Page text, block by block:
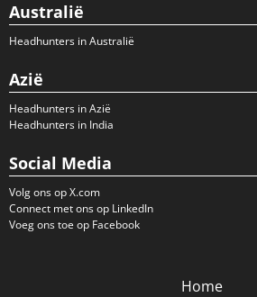
Australië
Headhunters in Australië
Azië
Headhunters in Azië
Headhunters in India
Social Media
Volg ons op X.com
Connect met ons op LinkedIn
Voeg ons toe op Facebook
Home